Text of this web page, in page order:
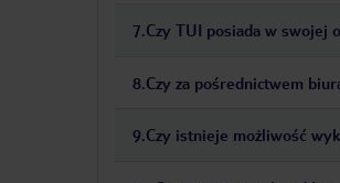
7.Czy TUI posiada w swojej
8.Czy za pośrednictwem
9.Czy istnieje możliwość